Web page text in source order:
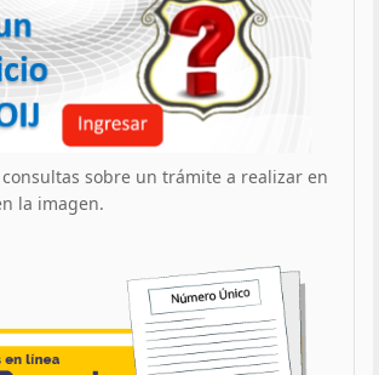
sobre un trámite a realizar en
la imagen.